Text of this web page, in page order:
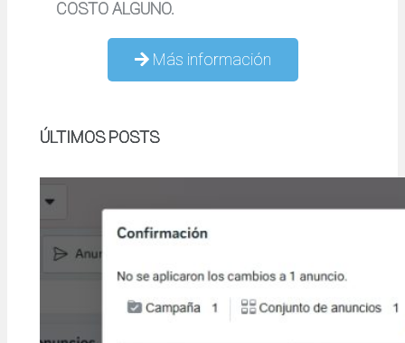
COSTO ALGUNO.
Más información
ÚLTIMOS POSTS